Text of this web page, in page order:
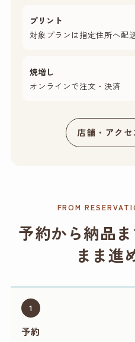
プリント
対象プランは指定住所へ配
焼増し
オンラインで注文・決済
店舗・アクセ
FROM
予約から納品
まま進
1
予約